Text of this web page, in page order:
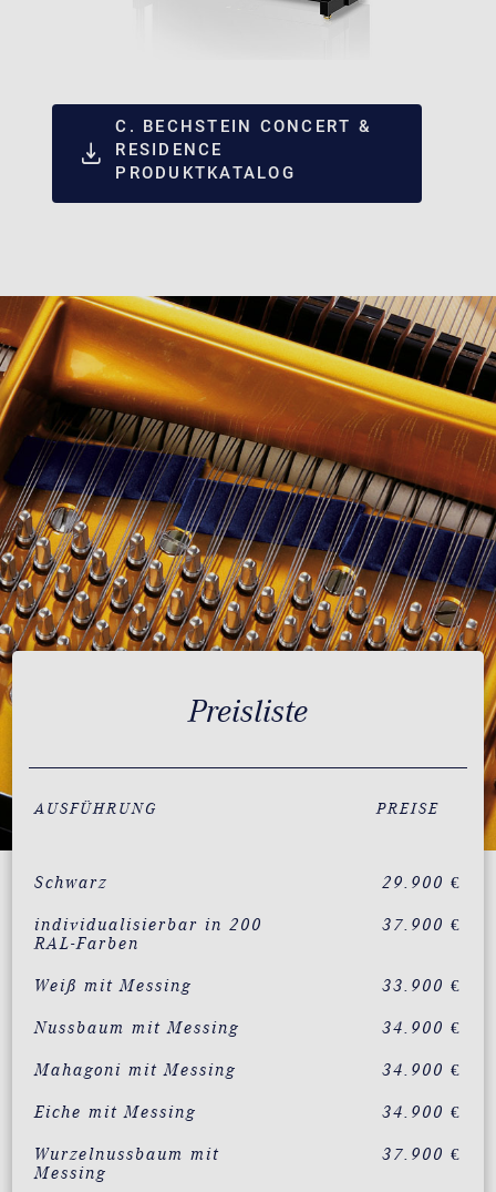
C. BECHSTEIN CONCERT &
RESIDENCE
PRODUKTKATALOG
Preisliste
AUSFÜHRUNG PREISE
Schwarz 29.900 €
individualisierbar in 200
RAL-Farben
37.900 €
Weiß mit Messing 33.900 €
Nussbaum mit Messing 34.900 €
Mahagoni mit Messing 34.900 €
Eiche mit Messing 34.900 €
Wurzelnussbaum mit
Messing
37.900 €